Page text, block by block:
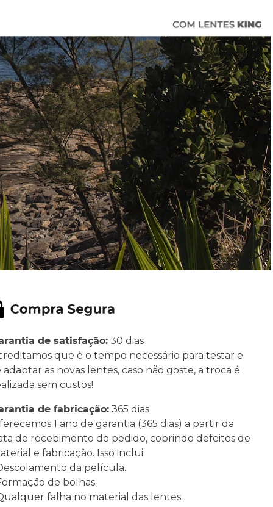
de satisfação:30 dias
que é o tempo necessário para testar e
adaptar as novas lentes, caso não goste, a troca é
sem custos!
de fabricação:365 dias
1 ano de garantia (365 dias) a partir da
de recebimento do pedido, cobrindo defeitos de
e fabricação. Isso inclui:
da película.
de bolhas.
falha no material das lentes.